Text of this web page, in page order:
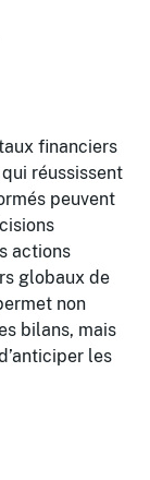
financiers
réussissent
peuvent
actions
globaux de
non
bilans, mais
les